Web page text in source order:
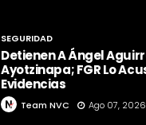
SEGURIDAD
Detienen A Ángel
Ayotzinapa; FGR Lo
Evidencias
Team NVC Ago 07, 2026